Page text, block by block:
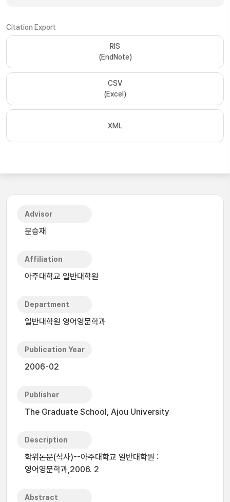
Citation Export
RIS
(EndNote)
CSV
(Excel)
XML
Advisor
문승재
Affiliation
아주대학교 일반대학원
Department
일반대학원 영어영문학과
Publication Year
2006-02
Publisher
The Graduate School, Ajou University
Description
학위논문(석사)--아주대학교 일반대학원 :
영어영문학과,2006. 2
Abstract